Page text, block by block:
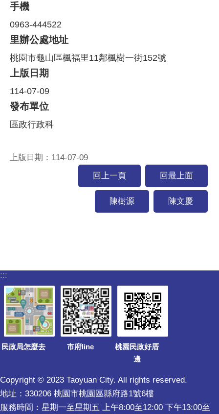
手機
0963-444522
里辦公處地址
桃園市龜山區楓福里11鄰楓樹一街152號
上版日期
114-07-09
發布單位
區政行政科
上版日期：114-07-09
回上一頁
回最上面
陳樹源 陳文慶
:::
民政局怎麼去 市府line
桃園民政好厝
邊
Copyright © 2023 Taoyuan City. All rights reserved.
地址：330206 桃園市桃園區縣府路1號6樓
服務時間：星期一至星期五 上午8:00至12:00 下午13:00至